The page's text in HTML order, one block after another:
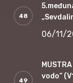
06/11/
vodo“